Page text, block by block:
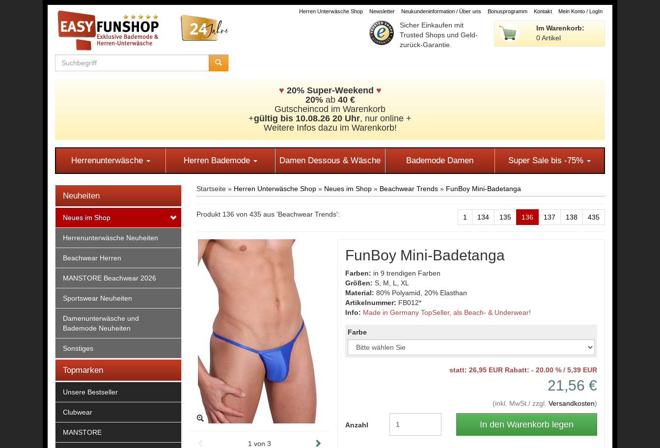
Herren Unterwäsche Shop Newsletter Neukundeninformation / Über uns Bonusprogramm Kontakt Mein Konto / LogIn
Sicher Einkaufen mit
Trusted Shops und Geld-
zurück-Garantie.
Im Warenkorb:
0 Artikel
♥ 20% Super-Weekend ♥
20%ab 40 €
Gutscheincod im Warenkorb
+gültig bis 10.08.26 20 Uhr, nur online +
Weitere Infos dazu im Warenkorb!
Herrenunterwäsche Herren Bademode Damen Dessous & Wäsche Bademode Damen Super Sale bis -75%
Neuheiten
Neues im Shop
Herrenunterwäsche Neuheiten
Beachwear Herren
MANSTORE Beachwear 2026
Sportswear Neuheiten
Damenunterwäsche und
Bademode Neuheiten
Sonstiges
Topmarken
Unsere Bestseller
Clubwear
MANSTORE
Startseite » Herren Unterwäsche Shop » Neues im Shop» Beachwear Trends» FunBoy Mini-Badetanga
Produkt 136 von 435 aus 'Beachwear Trends': 1 134 135 136 137 138 435
1 von 3
FunBoy Mini-Badetanga
Farben: in 9 trendigen Farben
Größen: S, M, L, XL
Material: 80% Polyamid, 20% Elasthan
Artikelnummer: FB012*
Info: Made in Germany TopSeller, als Beach- & Underwear!
Farbe
statt: 26,95 EUR Rabatt: - 20.00 % / 5,39 EUR
21,56 €
(inkl. MwSt./ zzgl. Versandkosten)
Anzahl